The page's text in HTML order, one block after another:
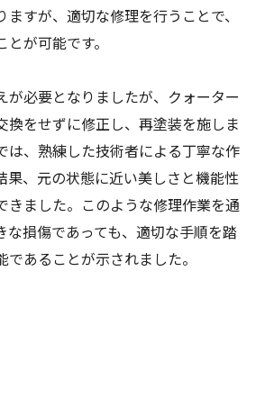
ますが、適切な修理を行うことで、
が可能です。
が必要となりましたが、クォーター
換をせずに修正し、再塗装を施しま
は、熟練した技術者による丁寧な作
果、元の状態に近い美しさと機能性
きました。このような修理作業を通
な損傷であっても、適切な手順を踏
あることが示されました。